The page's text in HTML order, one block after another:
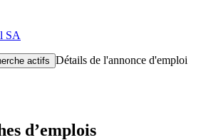
SA
actifs Détails de l'annonce d'emploi
d’emplois